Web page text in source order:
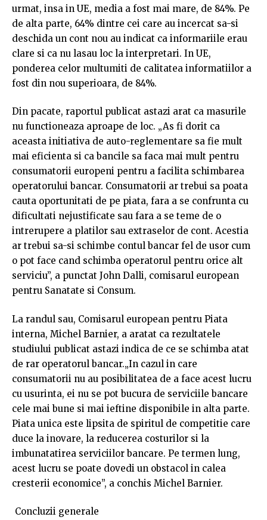
urmat, insa in UE, media a fost mai mare, de 84%. Pe
de alta parte, 64% dintre cei care au incercat sa-si
deschida un cont nou au indicat ca informariile erau
clare si ca nu lasau loc la interpretari. In UE,
ponderea celor multumiti de calitatea informatiilor a
fost din nou superioara, de 84%.
Din pacate, raportul publicat astazi arat ca masurile
nu functioneaza aproape de loc. „As fi dorit ca
aceasta initiativa de auto-reglementare sa fie mult
mai eficienta si ca bancile sa faca mai mult pentru
consumatorii europeni pentru a facilita schimbarea
operatorului bancar. Consumatorii ar trebui sa poata
cauta oportunitati de pe piata, fara a se confrunta cu
dificultati nejustificate sau fara a se teme de o
intrerupere a platilor sau extraselor de cont. Acestia
ar trebui sa-si schimbe contul bancar fel de usor cum
o pot face cand schimba operatorul pentru orice alt
serviciu”, a punctat John Dalli, comisarul european
pentru Sanatate si Consum.
La randul sau, Comisarul european pentru Piata
interna, Michel Barnier, a aratat ca rezultatele
studiului publicat astazi indica de ce se schimba atat
de rar operatorul bancar.„In cazul in care
consumatorii nu au posibilitatea de a face acest lucru
cu usurinta, ei nu se pot bucura de serviciile bancare
cele mai bune si mai ieftine disponibile in alta parte.
Piata unica este lipsita de spiritul de competitie care
duce la inovare, la reducerea costurilor si la
imbunatatirea serviciilor bancare. Pe termen lung,
acest lucru se poate dovedi un obstacol in calea
cresterii economice”, a conchis Michel Barnier.
Concluzii generale